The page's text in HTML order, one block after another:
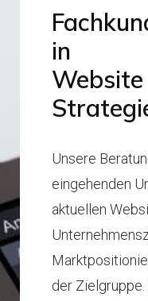
in
Website
Unsere
eingehenden
aktuellen
der